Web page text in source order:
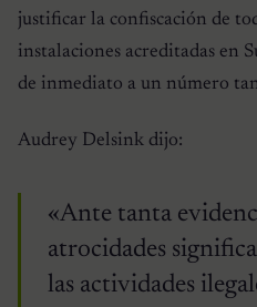
justificar la confiscación de
instalaciones acreditadas en
de inmediato a un número
Audrey Delsink dijo:
«Ante tanta
atrocidades
las actividades